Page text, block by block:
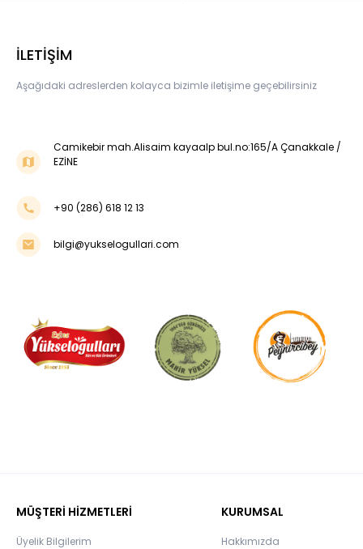
İLETİŞİM
Aşağıdaki adreslerden kolayca bizimle iletişime geçebilirsiniz
Camikebir mah.Alisaim kayaalp bul.no:165/A Çanakkale /
EZİNE
+90 (286) 618 12 13
bilgi@yukselogullari.com
MÜŞTERİ HİZMETLERİ
Üyelik Bilgilerim
KURUMSAL
Hakkımızda